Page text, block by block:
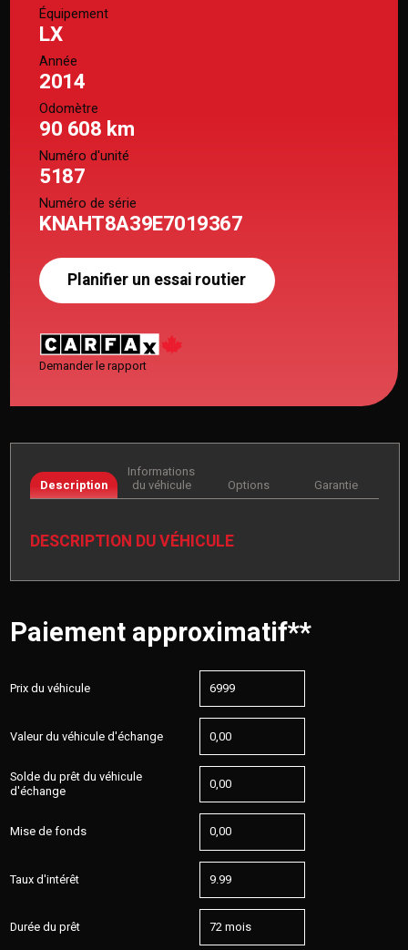
Équipement
LX
Année
2014
Odomètre
90 608 km
Numéro d'unité
5187
Numéro de série
KNAHT8A39E7019367
Planifier un essai routier
Demander le rapport
Description
Informations
du véhicule
Options Garantie
DESCRIPTION DU VÉHICULE
Paiement approximatif**
Prix du véhicule
Valeur du véhicule d'échange
Solde du prêt du véhicule
d'échange
Mise de fonds
Taux d'intérêt
Durée du prêt